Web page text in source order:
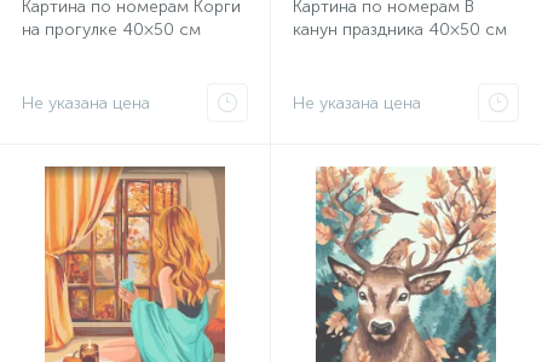
Картина по номерам Корги
на прогулке 40×50 см
Не указана цена
Картина по номерам В
канун праздника 40×50 см
Не указана цена